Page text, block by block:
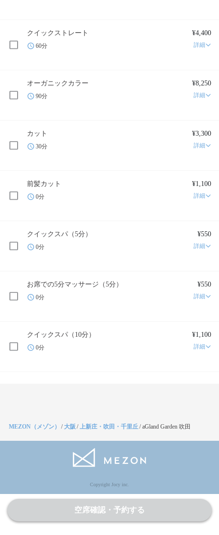
クイックストレート ¥4,400
60分 詳細
オーガニックカラー ¥8,250
90分 詳細
カット ¥3,300
30分 詳細
前髪カット ¥1,100
0分 詳細
クイックスパ（5分） ¥550
0分 詳細
お席での5分マッサージ（5分） ¥550
0分 詳細
クイックスパ（10分） ¥1,100
0分 詳細
空席確認・予約する
MEZON（メゾン） /大阪 /上新庄・吹田・千里丘/aGland Garden 吹田
Copyright Jocy inc.